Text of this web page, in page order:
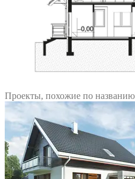
Проекты, похожие по